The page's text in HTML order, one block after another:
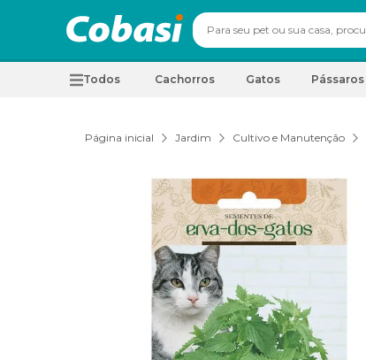
Todos Cachorros Gatos Pássaros
Página inicial Jardim Cultivo e Manutenção